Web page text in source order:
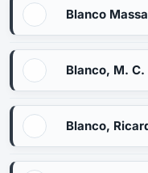
Blanco
Blanco, M. C.
Blanco,